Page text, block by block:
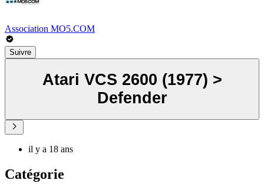
Association MO5.COM
Suivre
Atari VCS 2600 (1977) >
Defender
il y a 18 ans
Catégorie